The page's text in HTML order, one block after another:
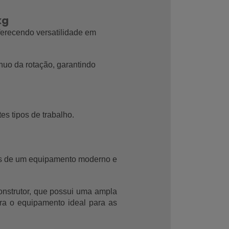
versatilidade em
da rotação, garantindo
tipos de trabalho.
de um equipamento moderno e
que possui uma ampla
o equipamento ideal para as